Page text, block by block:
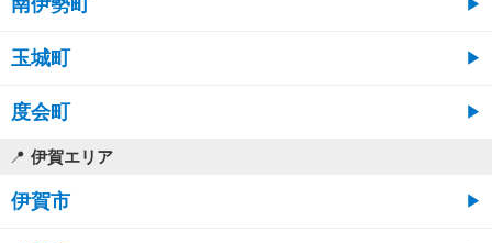
南伊勢町
玉城町
度会町
伊賀エリア
伊賀市